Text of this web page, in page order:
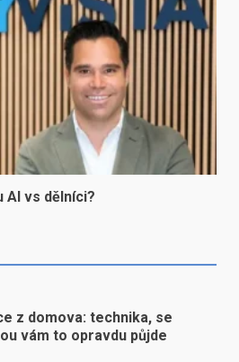
AI vs dělníci?
z domova: technika, se
vám to opravdu půjde